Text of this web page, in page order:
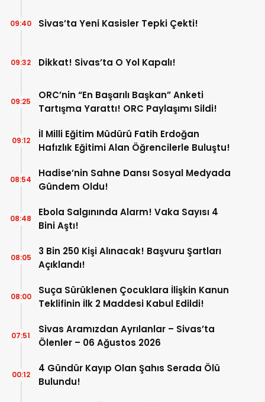
Sivas’ta Yeni Kasisler Tepki Çekti!
09:40
Dikkat! Sivas’ta O Yol Kapalı!
09:32
ORC’nin “En Başarılı Başkan” Anketi
Tartışma Yarattı! ORC Paylaşımı Sildi!
09:25
İl Milli Eğitim Müdürü Fatih Erdoğan
Hafızlık Eğitimi Alan Öğrencilerle Buluştu!
09:12
Hadise’nin Sahne Dansı Sosyal Medyada
Gündem Oldu!
08:54
Ebola Salgınında Alarm! Vaka Sayısı 4
Bini Aştı!
08:48
3 Bin 250 Kişi Alınacak! Başvuru Şartları
Açıklandı!
08:05
Suça Sürüklenen Çocuklara İlişkin Kanun
Teklifinin İlk 2 Maddesi Kabul Edildi!
08:00
Sivas Aramızdan Ayrılanlar – Sivas’ta
Ölenler – 06 Ağustos 2026
07:51
4 Gündür Kayıp Olan Şahıs Serada Ölü
Bulundu!
00:12